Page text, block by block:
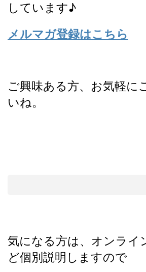
しています♪
メルマガ登録はこちら
ご興味ある方、お気軽に
いね。
気になる方は、オンライ
ど個別説明しますので